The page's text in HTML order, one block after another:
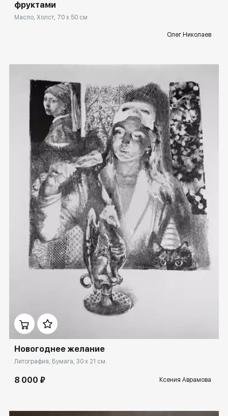
фруктами
Масло, Холст, 70 x 50 см
Олег Николаев
Новогоднее желание
Литография, Бумага, 30 x 21 см
8 000 ₽ Ксения Аврамова